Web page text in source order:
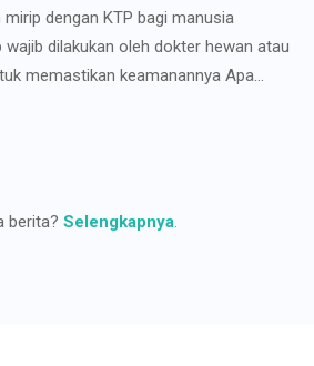
dengan KTP bagi manusia
dilakukan oleh dokter hewan atau
memastikan keamanannya Apa...
berita? Selengkapnya